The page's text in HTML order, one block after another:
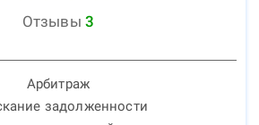
Отзывы 3
Арбитраж
задолженности